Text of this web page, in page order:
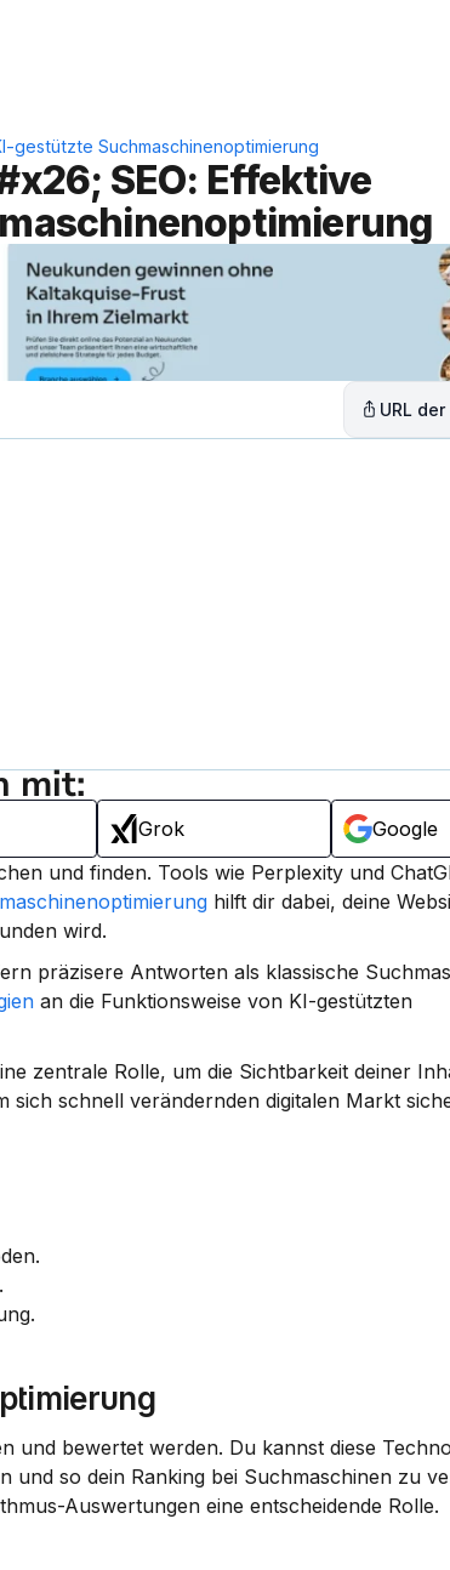
gestützte Suchmaschinenoptimierung
SEO: Effektive
URL
mit:
Grok
Google
und finden. Tools wie Perplexity und
hilft dir dabei, deine
wird.
präzisere Antworten als klassische
an die Funktionsweise von KI-gestützten
zentrale Rolle, um die Sichtbarkeit deiner
sich schnell verändernden digitalen Markt
und bewertet werden. Du kannst diese
so dein Ranking bei Suchmaschinen zu
Auswertungen eine entscheidende Rolle.